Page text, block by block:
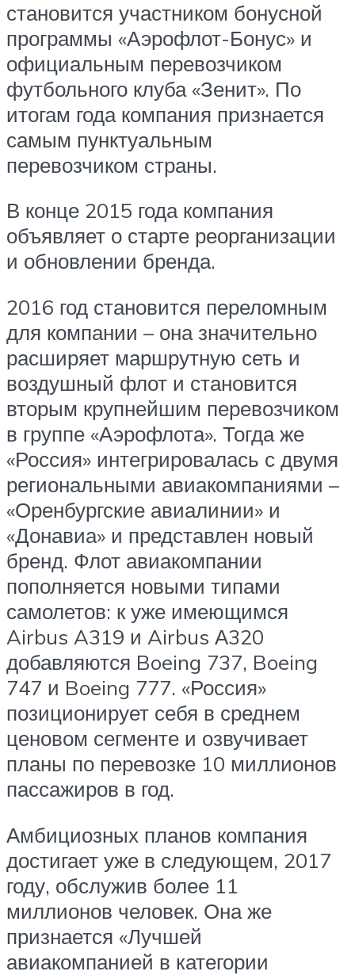
становится участником бонусной
программы «Аэрофлот-Бонус» и
официальным перевозчиком
футбольного клуба «Зенит». По
итогам года компания признается
самым пунктуальным
перевозчиком страны.
В конце 2015 года компания
объявляет о старте реорганизации
и обновлении бренда.
2016 год становится переломным
для компании – она значительно
расширяет маршрутную сеть и
воздушный флот и становится
вторым крупнейшим перевозчиком
в группе «Аэрофлота». Тогда же
«Россия» интегрировалась с двумя
региональными авиакомпаниями –
«Оренбургские авиалинии» и
«Донавиа» и представлен новый
бренд. Флот авиакомпании
пополняется новыми типами
самолетов: к уже имеющимся
Airbus A319 и Airbus А320
добавляются Boeing 737, Boeing
747 и Boeing 777. «Россия»
позиционирует себя в среднем
ценовом сегменте и озвучивает
планы по перевозке 10 миллионов
пассажиров в год.
Амбициозных планов компания
достигает уже в следующем, 2017
году, обслужив более 11
миллионов человек. Она же
признается «Лучшей
авиакомпанией в категории